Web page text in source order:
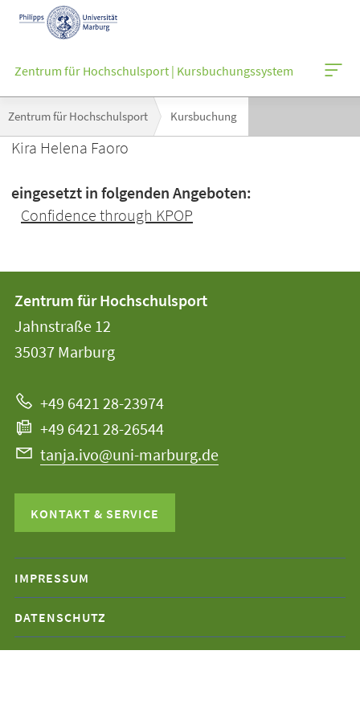
Navigation
Zentrum für Hochschulsport | Kursbuchungssystem
Navigation
Zentrum für Hochschulsport Kursbuchung
Kira Helena Faoro
eingesetzt in folgenden Angeboten:
Confidence through KPOP
Kontakt
und
Informationen
Website
der
Universität
Marburg
Zentrum für Hochschulsport
Jahnstraße 12
35037 Marburg
+49 6421 28-23974
+49 6421 28-26544
tanja.ivo@uni-marburg.de
KONTAKT & SERVICE
Mobile-
Service-
Navigation
und
IMPRESSUM
DATENSCHUTZ